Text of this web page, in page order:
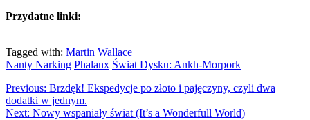
Przydatne linki:
Tagged with: Martin Wallace
Nanty Narking Phalanx Świat Dysku: Ankh-Morpork
Previous: Brzdęk! Ekspedycje po złoto i pajęczyny, czyli dwa
dodatki w jednym.
Next: Nowy wspaniały świat (It’s a Wonderfull World)